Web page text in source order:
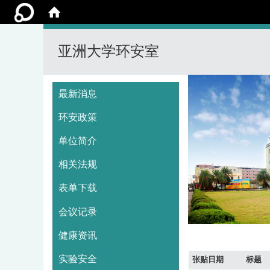
亚洲大学环安室
最新消息
环安政策
单位简介
相关法规
表单下载
会议记录
健康资讯
实验安全 张贴日期 标题